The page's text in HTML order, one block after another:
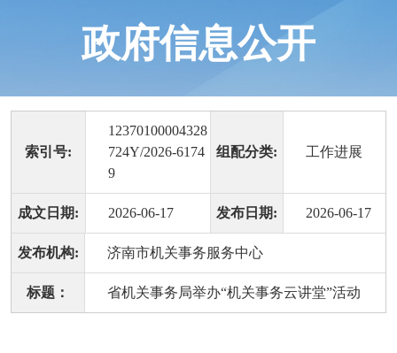
政府信息公开
索引号:
12370100004328
724Y/2026-6174
9
组配分类: 工作进展
成文日期: 2026-06-17 发布日期: 2026-06-17
发布机构: 济南市机关事务服务中心
标题： 省机关事务局举办“机关事务云讲堂”活动